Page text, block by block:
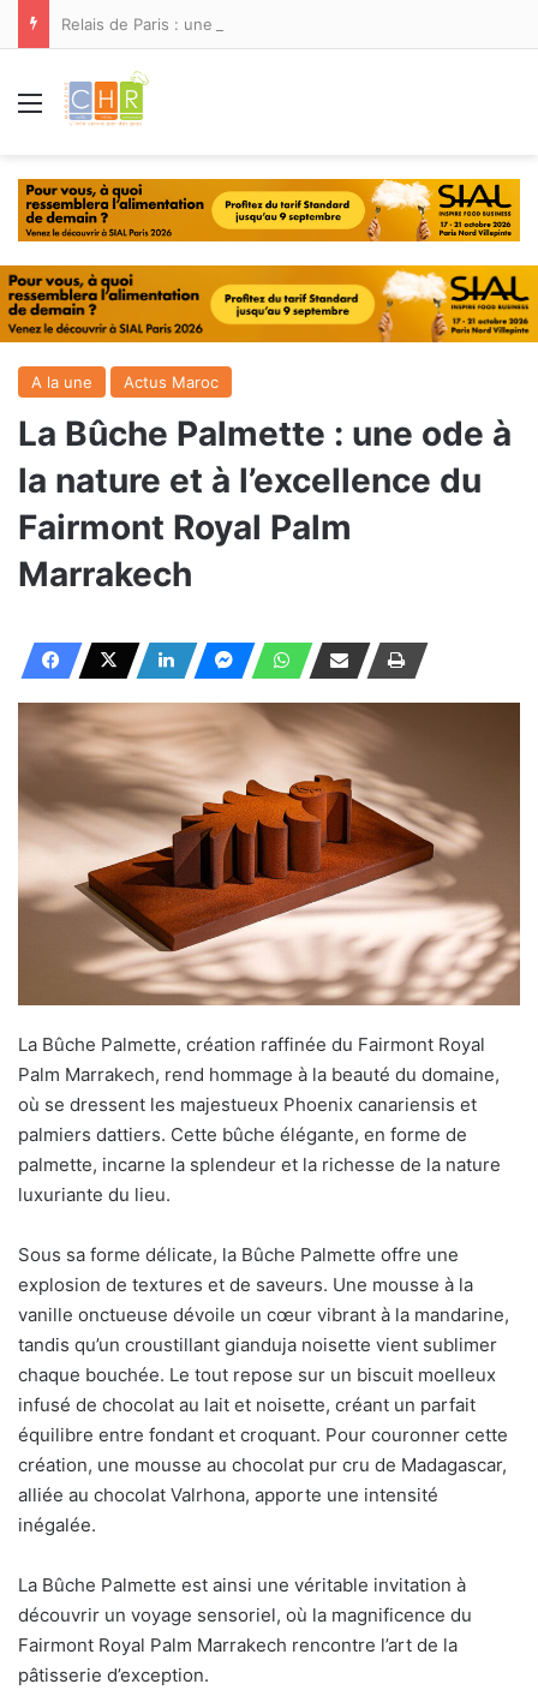
Menu
A la une Actus Maroc
La Bûche Palmette : une ode à
la nature et à l’excellence du
Fairmont Royal Palm
Marrakech
La Bûche Palmette, création raffinée du Fairmont Royal
Palm Marrakech, rend hommage à la beauté du domaine,
où se dressent les majestueux Phoenix canariensis et
palmiers dattiers. Cette bûche élégante, en forme de
palmette, incarne la splendeur et la richesse de la nature
luxuriante du lieu.
Sous sa forme délicate, la Bûche Palmette offre une
explosion de textures et de saveurs. Une mousse à la
vanille onctueuse dévoile un cœur vibrant à la mandarine,
tandis qu’un croustillant gianduja noisette vient sublimer
chaque bouchée. Le tout repose sur un biscuit moelleux
infusé de chocolat au lait et noisette, créant un parfait
équilibre entre fondant et croquant. Pour couronner cette
création, une mousse au chocolat pur cru de Madagascar,
alliée au chocolat Valrhona, apporte une intensité
inégalée.
La Bûche Palmette est ainsi une véritable invitation à
découvrir un voyage sensoriel, où la magnificence du
Fairmont Royal Palm Marrakech rencontre l’art de la
pâtisserie d’exception.